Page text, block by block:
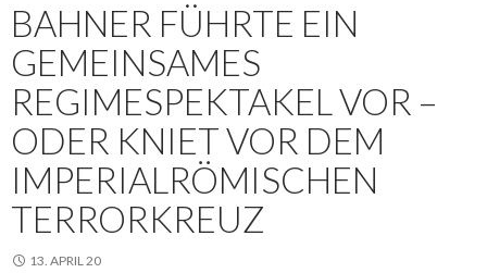
BAHNER FÜHRTE EIN
GEMEINSAMES
REGIMESPEKTAKEL VOR –
ODER KNIET VOR DEM
IMPERIALRÖMISCHEN
TERRORKREUZ
13. APRIL 20